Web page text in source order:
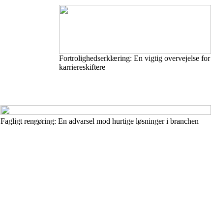
Fortrolighedserklæring: En vigtig overvejelse for
karriereskiftere
Fagligt rengøring: En advarsel mod hurtige løsninger i branchen